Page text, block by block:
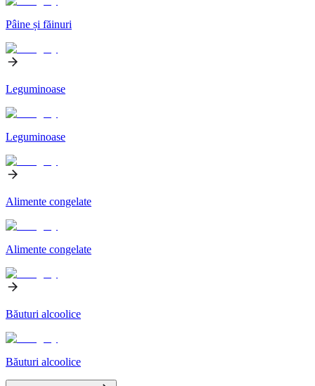
Pâine și făinuri
Leguminoase
Leguminoase
Alimente congelate
Alimente congelate
Băuturi alcoolice
Băuturi alcoolice